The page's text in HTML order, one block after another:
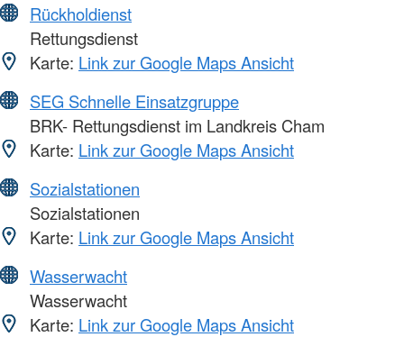
Rückholdienst
Rettungsdienst
Karte: Link zur Google Maps Ansicht
SEG Schnelle Einsatzgruppe
BRK- Rettungsdienst im Landkreis Cham
Karte: Link zur Google Maps Ansicht
Sozialstationen
Sozialstationen
Karte: Link zur Google Maps Ansicht
Wasserwacht
Wasserwacht
Karte: Link zur Google Maps Ansicht